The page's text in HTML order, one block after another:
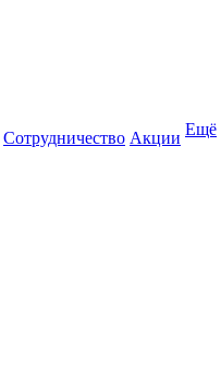
Сотрудничество Акции Ещё